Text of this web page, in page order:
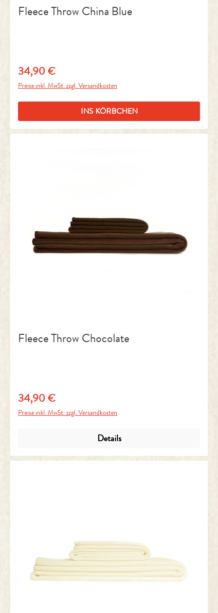
Fleece Throw China Blue
Regulärer Preis:
34,90 €
Preise inkl. MwSt. zzgl. Versandkosten
INS KÖRBCHEN
Fleece Throw Chocolate
Regulärer Preis:
34,90 €
Preise inkl. MwSt. zzgl. Versandkosten
Details